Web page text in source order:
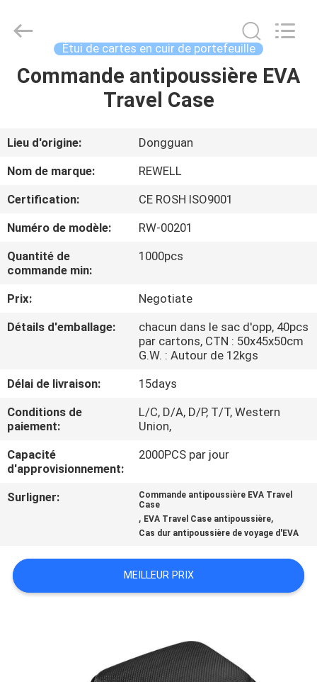
MAISON
AU
SUJET
NOUS
D'USINE
DE
QUALITÉ
PLAN
DU
SITE
POLICY
Rights
ECER
Étui de cartes en cuir de portefeuille
Commande antipoussière EVA
Travel Case
Lieu d'origine:
Dongguan
Nom de marque:
REWELL
Certification:
CE ROSH ISO9001
Numéro de modèle:
RW-00201
Quantité de
commande min:
1000pcs
Prix:
Negotiate
Détails d'emballage:
chacun dans le sac d'opp, 40pcs
par cartons, CTN : 50x45x50cm
G.W. : Autour de 12kgs
Délai de livraison:
15days
Conditions de
paiement:
L/C, D/A, D/P, T/T, Western
Union,
Capacité
d'approvisionnement:
2000PCS par jour
Surligner:
Commande antipoussière EVA Travel
Case
, EVA Travel Case antipoussière,
Cas dur antipoussière de voyage d'EVA
MEILLEUR PRIX